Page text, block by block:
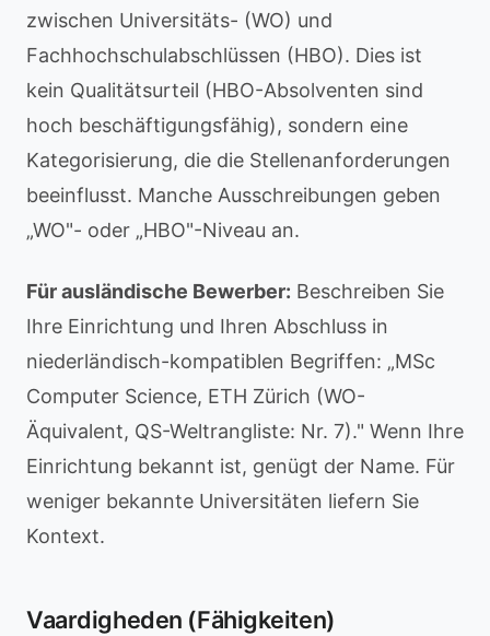
zwischen Universitäts- (WO) und
Fachhochschulabschlüssen (HBO). Dies ist
kein Qualitätsurteil (HBO-Absolventen sind
hoch beschäftigungsfähig), sondern eine
Kategorisierung, die die Stellenanforderungen
beeinflusst. Manche Ausschreibungen geben
„WO"- oder „HBO"-Niveau an.
Für ausländische Bewerber: Beschreiben Sie
Ihre Einrichtung und Ihren Abschluss in
niederländisch-kompatiblen Begriffen: „MSc
Computer Science, ETH Zürich (WO-
Äquivalent, QS-Weltrangliste: Nr. 7)." Wenn Ihre
Einrichtung bekannt ist, genügt der Name. Für
weniger bekannte Universitäten liefern Sie
Kontext.
Vaardigheden (Fähigkeiten)